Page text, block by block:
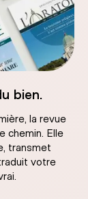
bien.
la revue
chemin. Elle
transmet
votre